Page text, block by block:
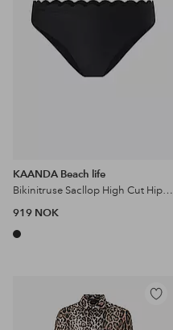
KAANDA Beach life
Bikinitruse Sacllop High Cut Hipster
919 NOK
Legg